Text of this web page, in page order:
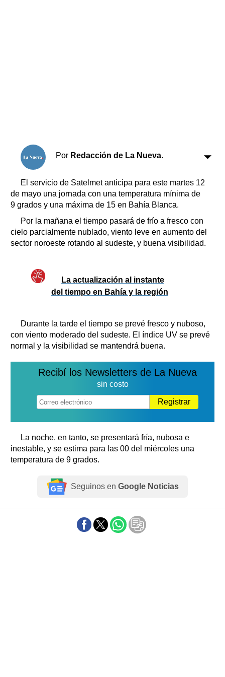
Por Redacción de La Nueva.
El servicio de Satelmet anticipa para este martes 12
de mayo una jornada con una temperatura mínima de
9 grados y una máxima de 15 en Bahía Blanca.
Por la mañana el tiempo pasará de frío a fresco con
cielo parcialmente nublado, viento leve en aumento del
sector noroeste rotando al sudeste, y buena visibilidad.
La actualización al instante
del tiempo en Bahía y la región
Durante la tarde el tiempo se prevé fresco y nuboso,
con viento moderado del sudeste. El índice UV se prevé
normal y la visibilidad se mantendrá buena.
Recibí los Newsletters de La Nueva
sin costo
Registrar
La noche, en tanto, se presentará fría, nubosa e
inestable, y se estima para las 00 del miércoles una
temperatura de 9 grados.
Seguinos en Google Noticias